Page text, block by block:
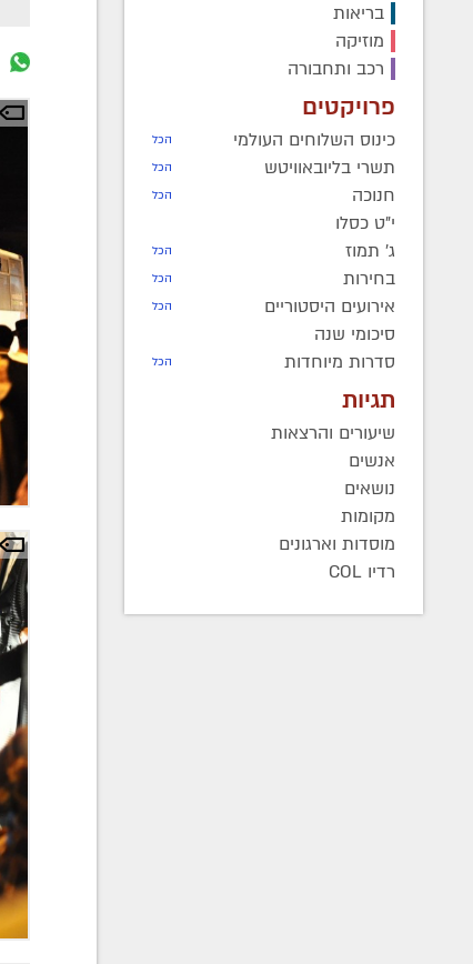
בריאות
מוזיקה
רכב ותחבורה
פרויקטים
כינוס השלוחים העולמי הכל
תשרי בליובאוויטש הכל
חנוכה הכל
י"ט כסלו
ג' תמוז
הכל
בחירות הכל
אירועים היסטוריים הכל
סיכומי שנה
סדרות מיוחדות
הכל
תגיות
שיעורים והרצאות
אנשים
נושאים
מקומות
מוסדות וארגונים
רדיו COL